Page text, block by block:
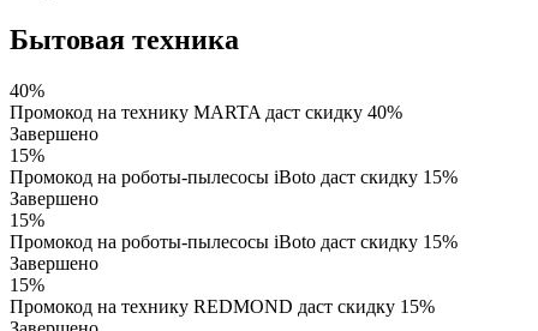
Бытовая техника
40%
Промокод на технику MARTA даст скидку 40%
Завершено
15%
Промокод на роботы-пылесосы iBoto даст скидку 15%
Завершено
15%
Промокод на роботы-пылесосы iBoto даст скидку 15%
Завершено
15%
Промокод на технику REDMOND даст скидку 15%